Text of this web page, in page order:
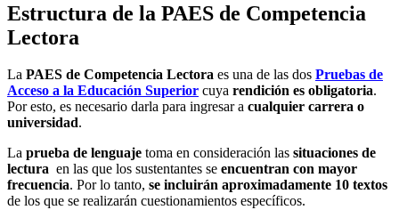
Estructura de la PAES de Competencia
Lectora
La PAES de Competencia Lectora es una de las dos Pruebas de
Acceso a la Educación Superior cuya rendición es obligatoria.
Por esto, es necesario darla para ingresar a cualquier carrera o
universidad.
La prueba de lenguaje toma en consideración las situaciones de
lectura en las que los sustentantes se encuentran con mayor
frecuencia. Por lo tanto, se incluirán aproximadamente 10 textos
de los que se realizarán cuestionamientos específicos.